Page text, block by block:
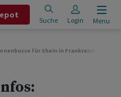
Suche Login Menu
für Shein in Frankreich